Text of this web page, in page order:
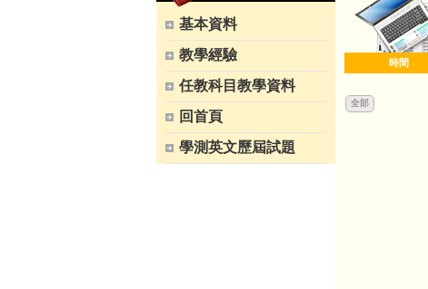
基本資料
教學經驗
任教科目教學資料
回首頁
學測英文歷屆試題
時間
全部